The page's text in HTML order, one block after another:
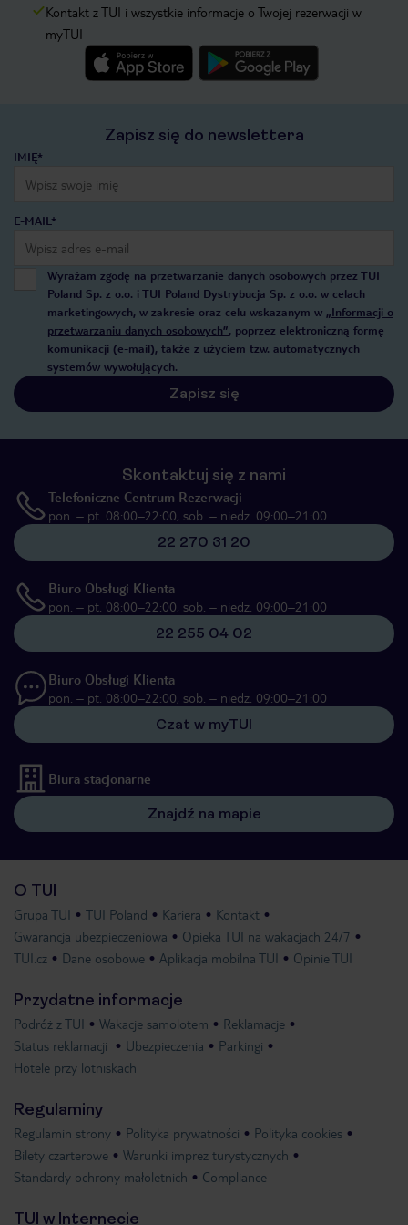
Kontakt z TUI i wszystkie informacje o Twojej rezerwacji w
myTUI
Zapisz się do newslettera
IMIĘ*
E-MAIL*
Wyrażam zgodę na przetwarzanie danych osobowych przez TUI
Poland Sp. z o.o. i TUI Poland Dystrybucja Sp. z o.o. w celach
marketingowych, w zakresie oraz celu wskazanym w „Informacji o
przetwarzaniu danych osobowych”, poprzez elektroniczną formę
komunikacji (e-mail), także z użyciem tzw. automatycznych
systemów wywołujących.
Zapisz się
Skontaktuj się z nami
Telefoniczne Centrum Rezerwacji
pon. – pt. 08:00–22:00, sob. – niedz. 09:00–21:00
22 270 31 20
Biuro Obsługi Klienta
pon. – pt. 08:00–22:00, sob. – niedz. 09:00–21:00
22 255 04 02
Biuro Obsługi Klienta
pon. – pt. 08:00–22:00, sob. – niedz. 09:00–21:00
Czat w myTUI
Biura stacjonarne
Znajdź na mapie
O TUI
Grupa TUI TUI Poland Kariera
Kontakt
Gwarancja ubezpieczeniowa
Opieka TUI na wakacjach 24/7
TUI.cz
Dane osobowe Aplikacja mobilna TUI Opinie TUI
Przydatne informacje
Podróż z TUI Wakacje samolotem
Reklamacje
Status reklamacji
Ubezpieczenia
Parkingi
Hotele przy lotniskach
Regulaminy
Regulamin strony Polityka prywatności
Polityka cookies
Bilety czarterowe
Warunki imprez turystycznych
Standardy ochrony małoletnich
Compliance
TUI w Internecie